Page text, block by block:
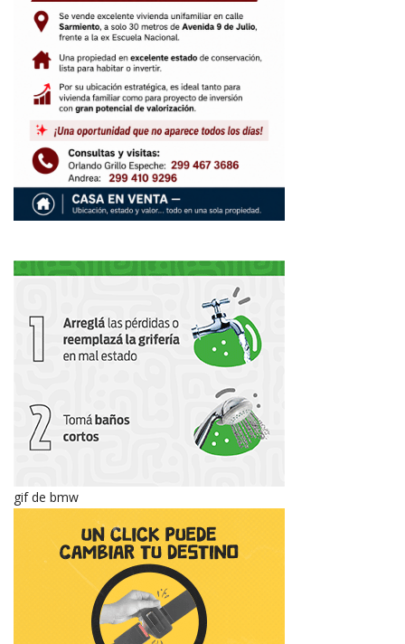
gif de bmw